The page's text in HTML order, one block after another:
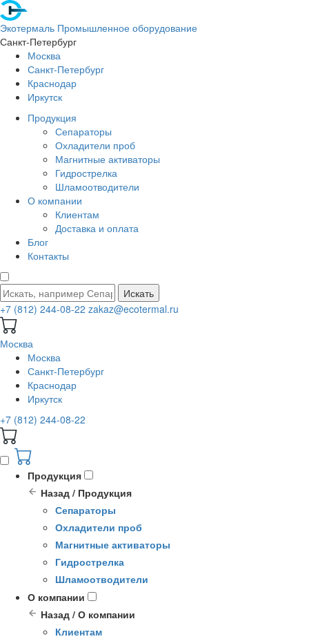
Экотермаль Промышленное оборудование
Санкт-Петербург
Москва
Санкт-Петербург
Краснодар
Иркутск
Продукция
Сепараторы
Охладители проб
Магнитные активаторы
Гидрострелка
Шламоотводители
О компании
Клиентам
Доставка и оплата
Блог
Контакты
Искать
+7 (812) 244-08-22 zakaz@ecotermal.ru
Москва
Москва
Санкт-Петербург
Краснодар
Иркутск
+7 (812) 244-08-22
Продукция
Назад / Продукция
Сепараторы
Охладители проб
Магнитные активаторы
Гидрострелка
Шламоотводители
О компании
Назад / О компании
Клиентам